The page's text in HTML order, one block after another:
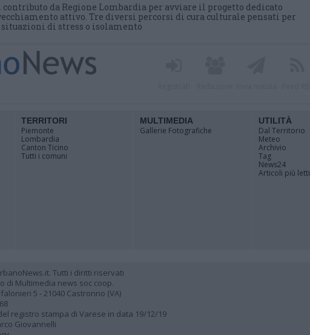
contributo da Regione Lombardia per avviare il progetto dedicato
attivo. Tre diversi percorsi di cura culturale pensati per
situazioni di stress o isolamento
TERRITORI
Piemonte
Lombardia
Canton Ticino
Tutti i comuni
MULTIMEDIA
Gallerie Fotografiche
UTILITÀ
Dal Territorio
Meteo
Archivio
Tag
News24
Articoli più letti
Tutti i diritti riservati
di Multimedia news soc coop.
5 - 21040 Castronno (VA)
registro stampa di Varese in data 19/12/19
Giovannelli